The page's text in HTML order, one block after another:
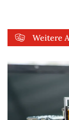
Weitere